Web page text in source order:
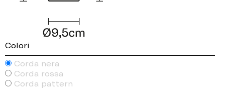
Colori
Corda nera
Corda rossa
Corda pattern